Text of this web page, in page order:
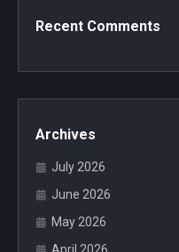
Recent Comments
Archives
July 2026
June 2026
May 2026